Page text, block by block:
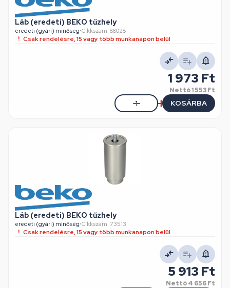
Láb (eredeti) BEKO tűzhely
eredeti (gyári) minőség•Cikkszám: 88028
Csak rendelésre, 15 vagy több munkanapon belül
1 973 Ft
Nettó1 553 Ft
KOSÁRBA
Láb (eredeti) BEKO tűzhely
eredeti (gyári) minőség•Cikkszám: 73513
Csak rendelésre, 15 vagy több munkanapon belül
5 913 Ft
Nettó4 656 Ft